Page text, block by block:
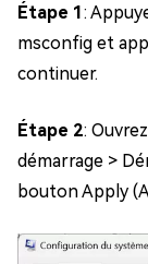
Étape 1:
msconfig et
continuer.
Étape 2:
démarrage >
bouton Apply